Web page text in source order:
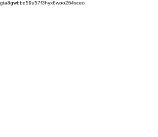
gta8gwbbd59u57f3hyx6woo264sceo